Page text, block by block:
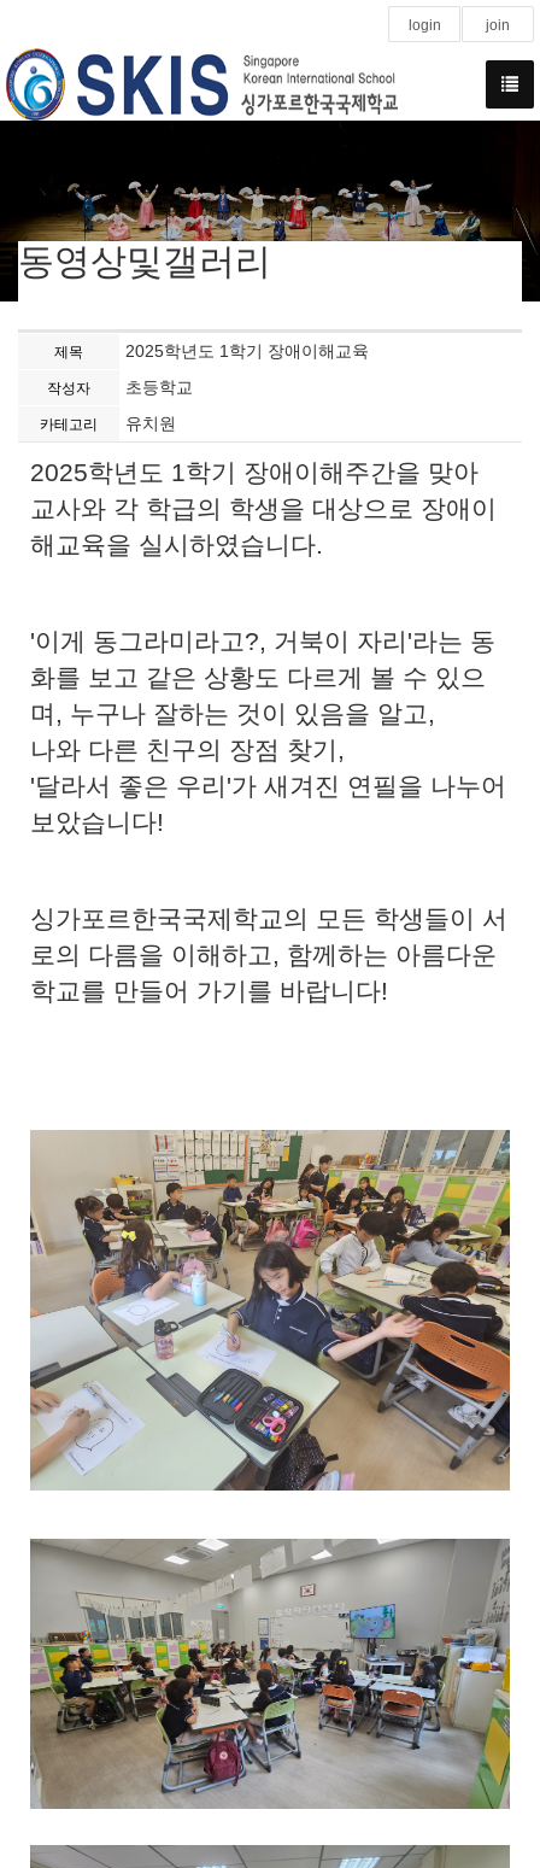
login join
동영상및갤러리
제목 2025학년도 1학기 장애이해교육
작성자 초등학교
카테고리 유치원
2025학년도 1학기 장애이해주간을 맞아
교사와 각 학급의 학생을 대상으로 장애이
해교육을 실시하였습니다.
'이게 동그라미라고?, 거북이 자리'라는 동
화를 보고 같은 상황도 다르게 볼 수 있으
며, 누구나 잘하는 것이 있음을 알고,
나와 다른 친구의 장점 찾기,
'달라서 좋은 우리'가 새겨진 연필을 나누어
보았습니다!
싱가포르한국국제학교의 모든 학생들이 서
로의 다름을 이해하고, 함께하는 아름다운
학교를 만들어 가기를 바랍니다!